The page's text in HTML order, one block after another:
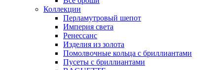
Коллекции
Перламутровый шепот
Империя света
Ренессанс
Изделия из золота
Помолвочные кольца с бриллиантами
Пусеты с бриллиантами